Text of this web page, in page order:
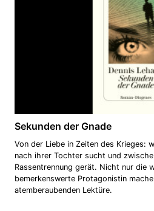
Sekunden der Gnade
Von der Liebe in Zeiten des Krieges:
nach ihrer Tochter sucht und
Rassentrennung gerät. Nicht nur die
bemerkenswerte Protagonistin
atemberaubenden Lektüre.